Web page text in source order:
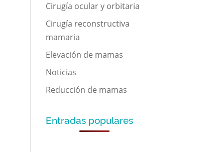
Cirugía ocular y orbitaria
Cirugía reconstructiva
mamaria
Elevación de mamas
Noticias
Reducción de mamas
Entradas populares